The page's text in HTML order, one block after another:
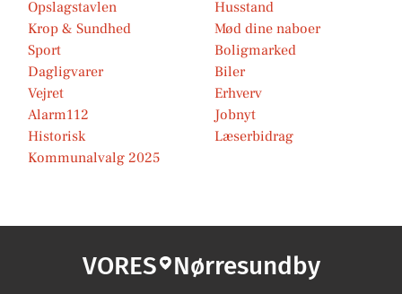
Opslagstavlen
Husstand
Krop & Sundhed
Mød dine naboer
Sport
Boligmarked
Dagligvarer
Biler
Vejret
Erhverv
Alarm112
Jobnyt
Historisk
Læserbidrag
Kommunalvalg 2025
VORES Nørresundby